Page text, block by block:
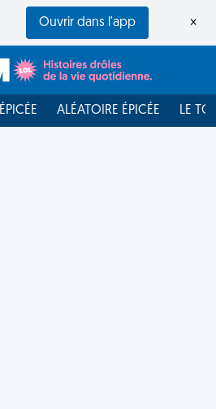
Ouvrir dans l'app ×
ÉPICÉE ALÉATOIRE ÉPICÉE LE